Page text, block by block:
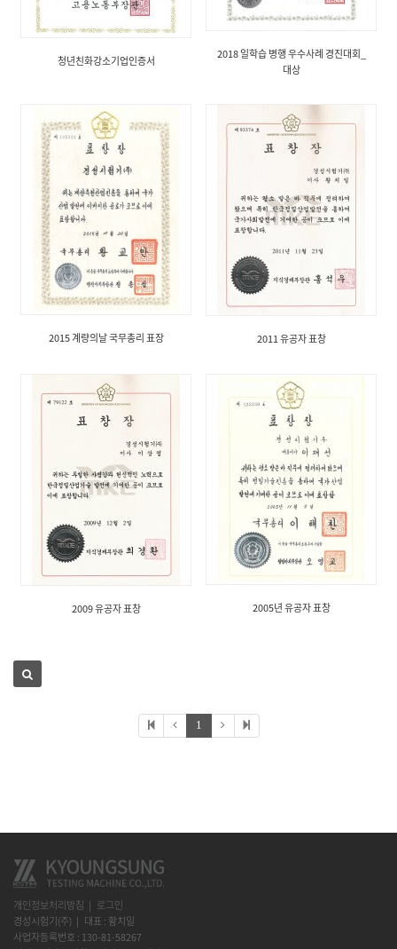
청년친화강소기업인증서
2018 일학습 병행 우수사례 경진대회_
대상
2015 계량의날 국무총리 표장 2011 유공자 표창
2009 유공자 표창 2005년 유공자 표창
1
개인정보처리방침
로그인
경성시험기(주)
대표 : 황치일
사업자등록번호 : 130-81-58267